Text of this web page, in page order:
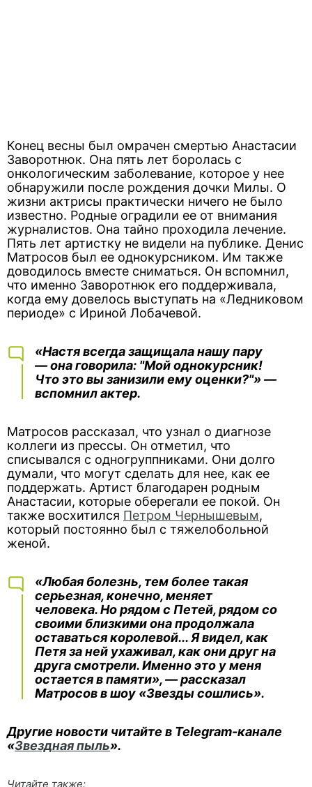
Конец весны был омрачен смертью Анастасии
Заворотнюк. Она пять лет боролась с
онкологическим заболевание, которое у нее
обнаружили после рождения дочки Милы. О
жизни актрисы практически ничего не было
известно. Родные оградили ее от внимания
журналистов. Она тайно проходила лечение.
Пять лет артистку не видели на публике. Денис
Матросов был ее однокурсником. Им также
доводилось вместе сниматься. Он вспомнил,
что именно Заворотнюк его поддерживала,
когда ему довелось выступать на «Ледниковом
периоде» с Ириной Лобачевой.
«Настя всегда защищала нашу пару
— она говорила: "Мой однокурсник!
Что это вы занизили ему оценки?"» —
вспомнил актер.
Матросов рассказал, что узнал о диагнозе
коллеги из прессы. Он отметил, что
списывался с одногруппниками. Они долго
думали, что могут сделать для нее, как ее
поддержать. Артист благодарен родным
Анастасии, которые оберегали ее покой. Он
также восхитился Петром Чернышевым,
который постоянно был с тяжелобольной
женой.
«Любая болезнь, тем более такая
серьезная, конечно, меняет
человека. Но рядом с Петей, рядом со
своими близкими она продолжала
оставаться королевой... Я видел, как
Петя за ней ухаживал, как они друг на
друга смотрели. Именно это у меня
остается в памяти», — рассказал
Матросов в шоу «Звезды сошлись».
Другие новости читайте в Telegram-канале
«Звездная пыль».
Читайте также: